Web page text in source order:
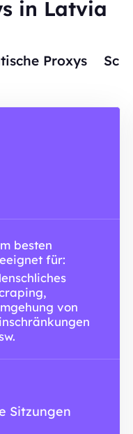
in Latvia
Proxys
besten
für:
von
Sitzungen